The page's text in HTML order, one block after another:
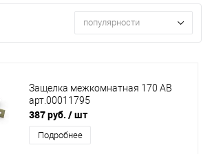
популярности
Защелка межкомнатная 170 АВ
арт.00011795
387 руб. / шт
Подробнее